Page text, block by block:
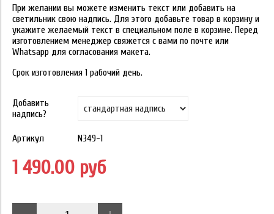
При желании вы можете изменить текст или добавить на
светильник свою надпись. Для этого добавьте товар в корзину и
укажите желаемый текст в специальном поле в корзине. Перед
изготовлением менеджер свяжется с вами по почте или
Whatsapp для согласования макета.
Срок изготовления 1 рабочий день.
Добавить
надпись?
Артикул N349-1
1 490.00 руб